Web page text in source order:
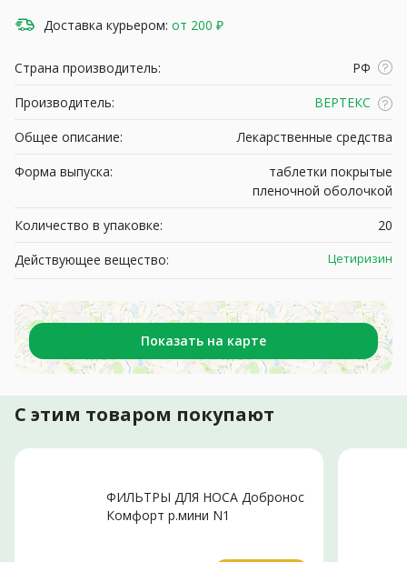
Доставка курьером: от 200 ₽
Страна производитель:
РФ
Производитель:
ВЕРТЕКС
Общее описание:
Лекарственные средства
Форма выпуска:
таблетки покрытые
пленочной оболочкой
Количество в упаковке:
20
Действующее вещество:
Цетиризин
Показать на карте
С этим товаром покупают
ФИЛЬТРЫ ДЛЯ НОСА Добронос
Комфорт р.мини N1